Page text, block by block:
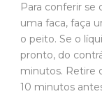
Para conferir se
uma faca, faça
o peito. Se o
pronto, do
minutos. Retire
10 minutos